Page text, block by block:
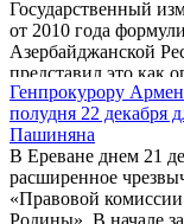
Государственный
от 2010 года
Азербайджанской
представил это как
предательства. Об
«Facebook» 22
руководитель
юрист Артур
Генпрокурору
полудня 22 декабря
Пашиняна
В Ереване днем 21
расширенное
«Правовой
Родины». В начале